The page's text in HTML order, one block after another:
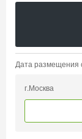
Дата размещения
г.Москва